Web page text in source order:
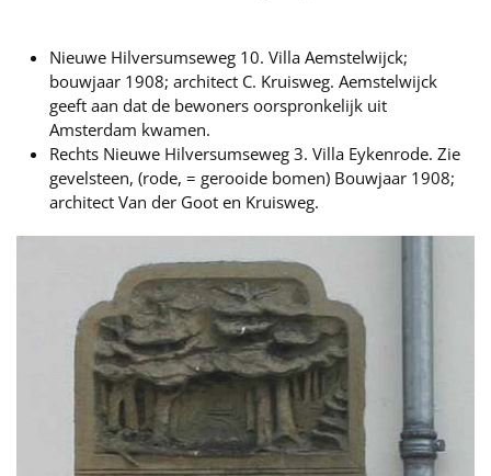
Nieuwe Hilversumseweg 10. Villa Aemstelwijck;
bouwjaar 1908; architect C. Kruisweg. Aemstelwijck
geeft aan dat de bewoners oorspronkelijk uit
Amsterdam kwamen.
Rechts Nieuwe Hilversumseweg 3. Villa Eykenrode. Zie
gevelsteen, (rode, = gerooide bomen) Bouwjaar 1908;
architect Van der Goot en Kruisweg.